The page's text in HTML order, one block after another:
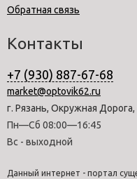
Обратная связь
Контакты
+7 (930) 887-67-68
market@optovik62.ru
г. Рязань, Окружная Дорога,
Пн—Сб 08:00—16:45
Вс - выходной
Данный интернет - портал